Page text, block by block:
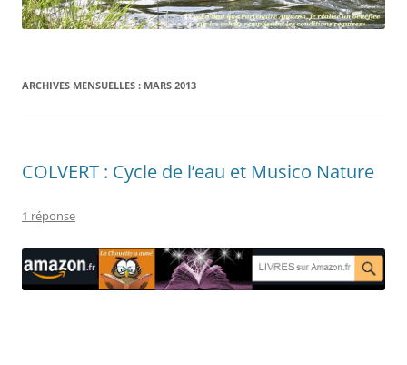
ARCHIVES MENSUELLES : MARS 2013
COLVERT : Cycle de l’eau et Musico Nature
1 réponse